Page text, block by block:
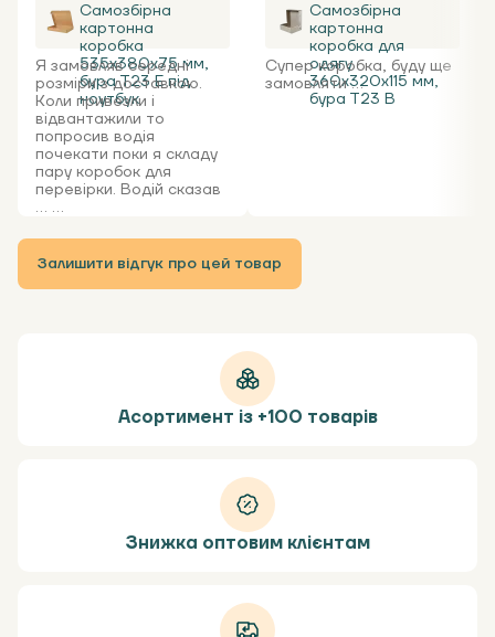
Самозбірна
картонна
коробка
535x380x75 мм,
бура Т23 Е під
ноутбук
Я замовляв середні
розміри з доставкою.
Коли привезли і
відвантажили то
попросив водія
почекати поки я складу
пару коробок для
перевірки. Водій сказав
... ...
Самозбірна
картонна
коробка для
одягу
360х320х115 мм,
бура Т23 В
Супер коробка, буду ще
замовляти ...
Залишити відгук про цей товар
Асортимент із +100 товарів
Знижка оптовим клієнтам